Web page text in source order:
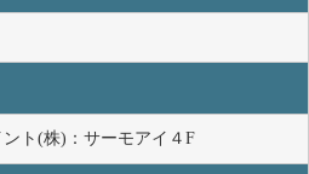
ト(株)：サーモアイ４F